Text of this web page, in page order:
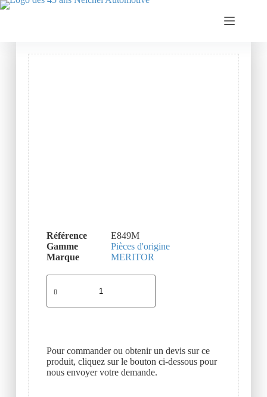
Référence
E849M
Gamme
Pièces d'origine
Marque
MERITOR
Pour commander ou obtenir un devis sur ce
produit, cliquez sur le bouton ci-dessous pour
nous envoyer votre demande.